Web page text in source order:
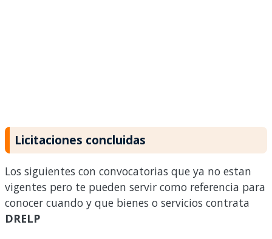
Licitaciones concluidas
Los siguientes con convocatorias que ya no estan
vigentes pero te pueden servir como referencia para
conocer cuando y que bienes o servicios contrata
DRELP